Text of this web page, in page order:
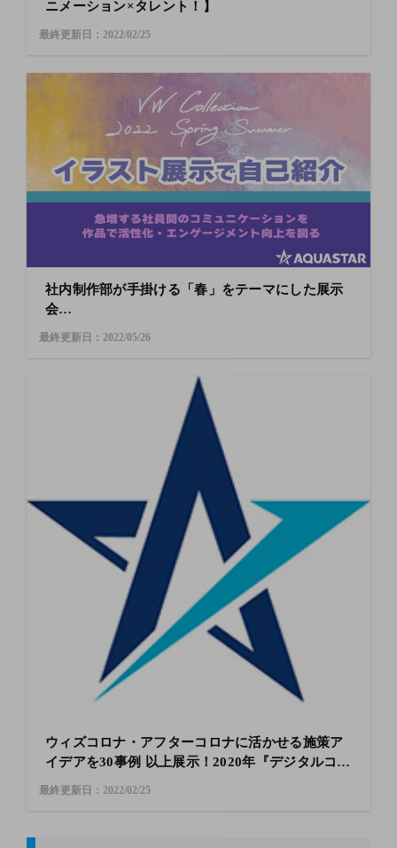
ニメーション×タレント！】
最終更新日：2022/02/25
社内制作部が手掛ける「春」をテーマにした展示
会
VW collection開催
最終更新日：2022/05/26
ウィズコロナ・アフターコロナに活かせる施策ア
イデアを30事例 以上展⽰！2020年『デジタルコミ
ュニケーション展⽰会』開催決定！
最終更新日：2022/02/25